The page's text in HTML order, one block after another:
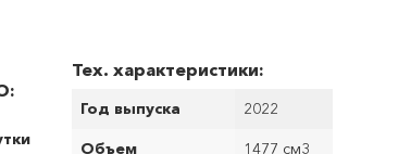
Тех. характеристики:
Год выпуска 2022
Объем
1477 см3